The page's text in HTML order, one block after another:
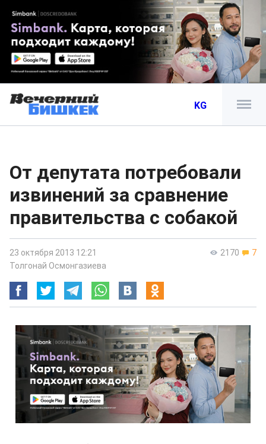
KG
От депутата потребовали
извинений за сравнение
правительства с собакой
2170 7
23 октября 2013 12:21
Толгонай Осмонгазиева